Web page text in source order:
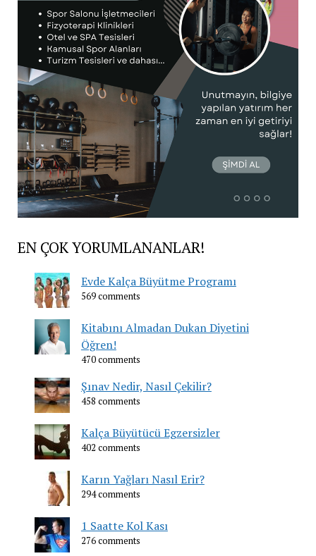
EN ÇOK YORUMLANANLAR!
Evde Kalça Büyütme Programı
569 comments
Kitabını Almadan Dukan Diyetini
Öğren!
470 comments
Şınav Nedir, Nasıl Çekilir?
458 comments
Kalça Büyütücü Egzersizler
402 comments
Karın Yağları Nasıl Erir?
294 comments
1 Saatte Kol Kası
276 comments